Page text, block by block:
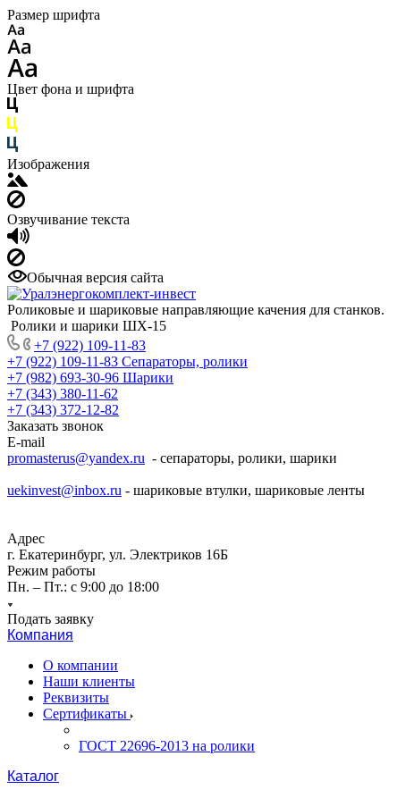
Размер шрифта
Цвет фона и шрифта
Изображения
Озвучивание текста
Обычная версия сайта
Роликовые и шариковые направляющие качения для станков.
Ролики и шарики ШХ-15
+7 (922) 109-11-83
+7 (922) 109-11-83 Сепараторы, ролики
+7 (982) 693-30-96 Шарики
+7 (343) 380-11-62
+7 (343) 372-12-82
Заказать звонок
E-mail
promasterus@yandex.ru - сепараторы, ролики, шарики
uekinvest@inbox.ru - шариковые втулки, шариковые ленты
Адрес
г. Екатеринбург, ул. Электриков 16Б
Режим работы
Пн. – Пт.: с 9:00 до 18:00
Подать заявку
Компания
О компании
Наши клиенты
Реквизиты
Сертификаты
ГОСТ 22696-2013 на ролики
Каталог